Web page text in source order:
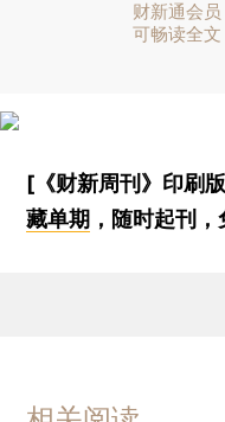
财新通会员
可畅读全文
[《财新周刊》印刷版
藏单期 ，随时起刊